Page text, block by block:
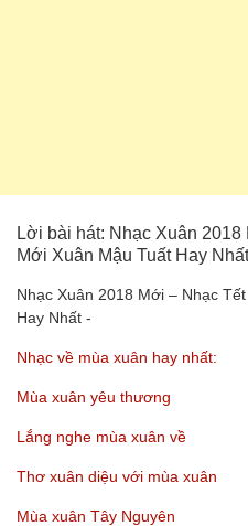
Lời bài hát: Nhạc Xuân
Mới Xuân Mậu Tuất Hay Nhất
Nhạc Xuân 2018 Mới – Nhạc
Hay Nhất -
Nhạc về mùa xuân hay nhất:
Mùa xuân yêu thương
Lắng nghe mùa xuân về
Thơ xuân diệu với mùa xuân
Mùa xuân Tây Nguyên